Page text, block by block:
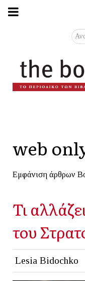
web
Εμφάνιση άρθρων
Τι
του
Lesia Bidochko